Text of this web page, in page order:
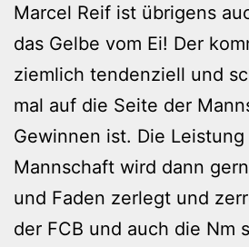
Marcel Reif ist übrigens
das Gelbe vom Ei! Der
ziemlich tendenziell und
mal auf die Seite der
Gewinnen ist. Die
Mannschaft wird dann
und Faden zerlegt und
der FCB und auch die Nm